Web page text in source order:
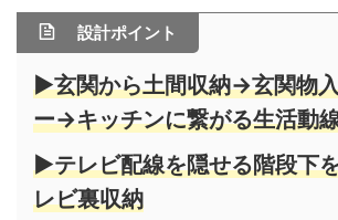
設計ポイント
▶玄関から土間収納→玄関物
ー→キッチンに繋がる生活動
▶テレビ配線を隠せる階段下
レビ裏収納